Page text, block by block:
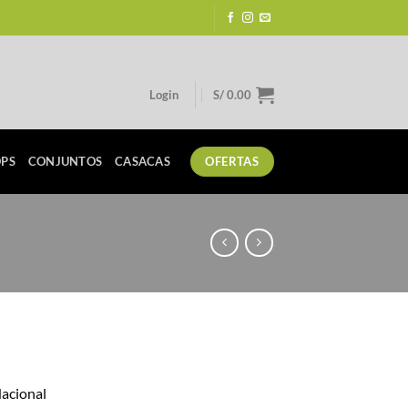
Login S/0.00
CONJUNTOS CASACAS OFERTAS